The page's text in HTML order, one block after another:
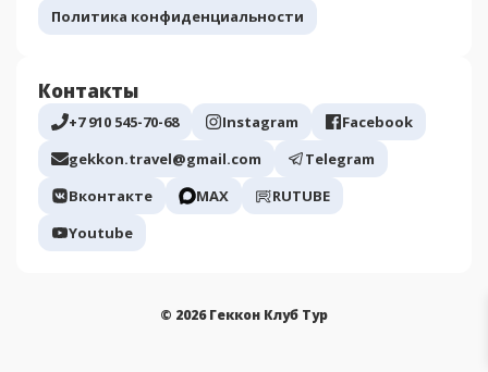
Политика конфиденциальности
Контакты
+7 910 545-70-68 Instagram
Facebook
gekkon.travel@gmail.com
Telegram
Вконтакте
МАХ
RUTUBE
Youtube
© 2026 Геккон Клуб Тур